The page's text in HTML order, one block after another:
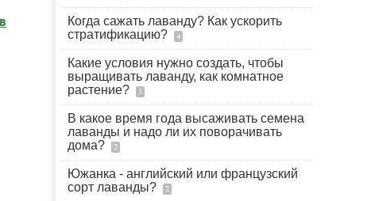
в
Когда сажать лаванду? Как ускорить
стратификацию?
4
Какие условия нужно создать, чтобы
выращивать лаванду, как комнатное
растение?
1
В какое время года высаживать семена
лаванды и надо ли их поворачивать
дома?
2
Южанка - английский или французский
сорт лаванды?
2